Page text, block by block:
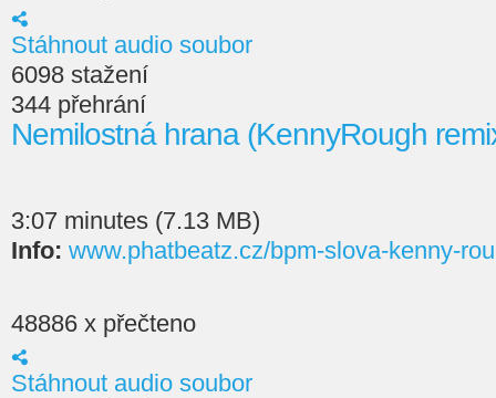
Stáhnout audio soubor
6098 stažení
344 přehrání
Nemilostná hrana (KennyRough
3:07 minutes (7.13 MB)
Info: www.phatbeatz.cz/bpm-slova-kenny-
48886 x přečteno
Stáhnout audio soubor